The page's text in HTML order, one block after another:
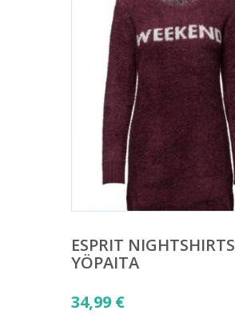
ESPRIT NIGHTSHIRTS
YÖPAITA
34,99 €